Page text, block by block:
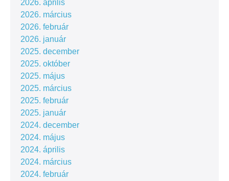
2026. április
2026. március
2026. február
2026. január
2025. december
2025. október
2025. május
2025. március
2025. február
2025. január
2024. december
2024. május
2024. április
2024. március
2024. február